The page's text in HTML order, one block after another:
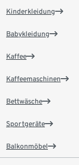
Kinderkleidung
Babykleidung
Kaffee
Kaffeemaschinen
Bettwäsche
Sportgeräte
Balkonmöbel